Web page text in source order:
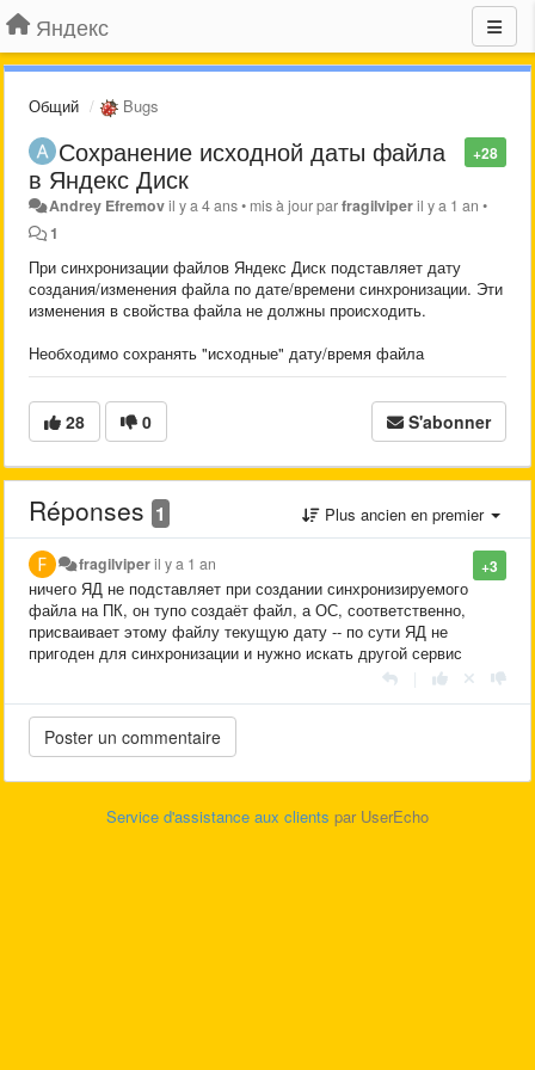
Яндекс
Общий Bugs
+28
Сохранение исходной даты файла
в Яндекс Диск
Andrey Efremovil y a 4 ans• mis à jour parfragilviperil y a 1 an •
1
При синхронизации файлов Яндекс Диск подставляет дату
создания/изменения файла по дате/времени синхронизации. Эти
изменения в свойства файла не должны происходить.
Необходимо сохранять "исходные" дату/время файла
28 0 S'abonner
Réponses 1 Plus ancien en premier
+3
fragilviperil y a 1 an
ничего ЯД не подставляет при создании синхронизируемого
файла на ПК, он тупо создаёт файл, а ОС, соответственно,
присваивает этому файлу текущую дату -- по сути ЯД не
пригоден для синхронизации и нужно искать другой сервис
Service d'assistance aux clients par UserEcho